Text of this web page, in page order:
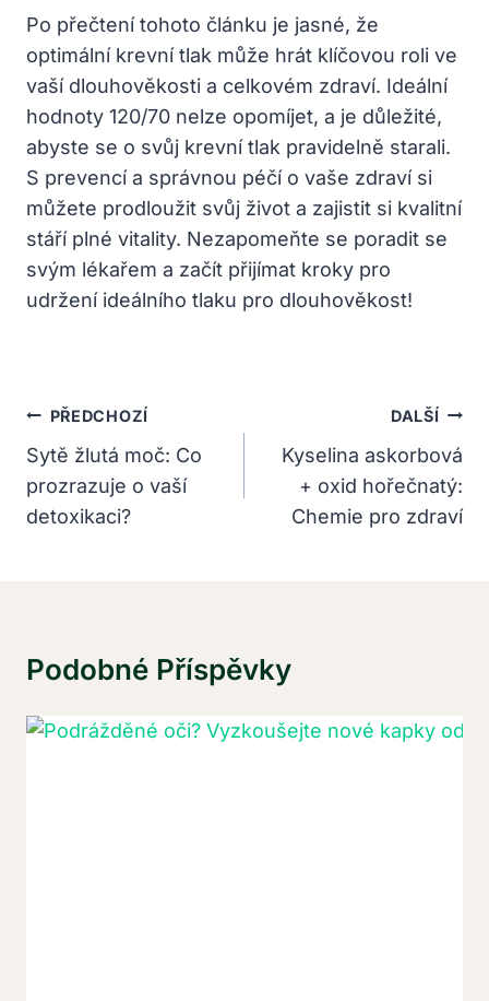
Po přečtení tohoto článku je jasné, že
optimální krevní tlak‌ může hrát klíčovou roli ve
vaší dlouhověkosti ‌a celkovém zdraví. Ideální
hodnoty​ 120/70 nelze⁤ opomíjet, a je důležité,
abyste se o svůj krevní ⁣tlak​ pravidelně starali.
⁤S prevencí a správnou ​péčí ‌o vaše zdraví si
můžete ⁤prodloužit⁤ svůj život a⁤ zajistit si kvalitní⁤
stáří plné vitality. Nezapomeňte se ​poradit ‍se
svým⁣ lékařem ⁤a začít přijímat kroky pro
udržení ideálního tlaku ‍pro⁣ dlouhověkost!
Navigace
Pro
Příspěvek
PŘEDCHOZÍ
Sytě žlutá moč: Co
prozrazuje o vaší
detoxikaci?
DALŠÍ
Kyselina askorbová
+ oxid hořečnatý:
Chemie pro zdraví
Podobné Příspěvky